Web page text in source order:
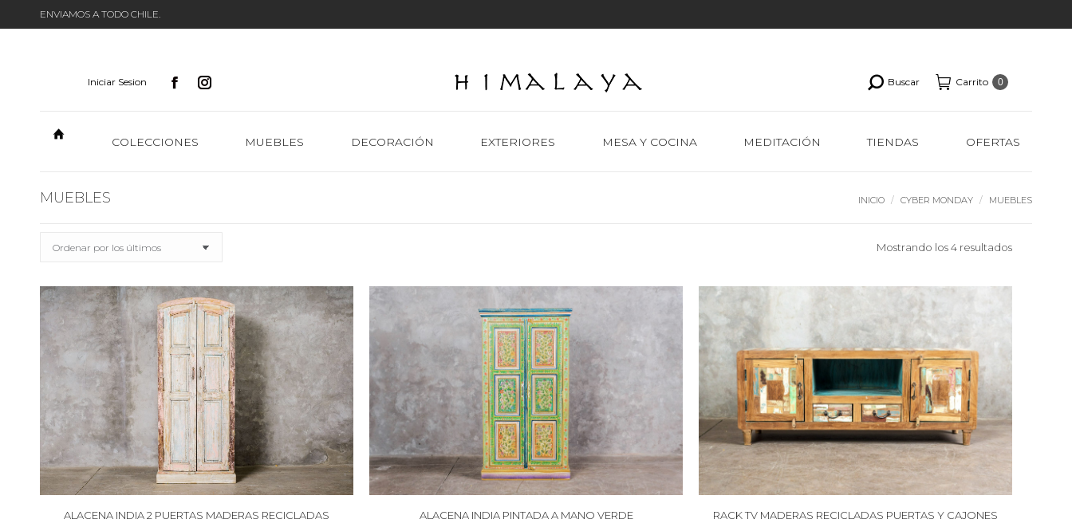
ENVIAMOS A TODO CHILE.
Iniciar Sesion Buscar Carrito 0
COLECCIONES MUEBLES DECORACIÓN EXTERIORES MESA Y COCINA MEDITACIÓN TIENDAS OFERTAS
MUEBLES Estás aquí:
INICIO CYBER MONDAY MUEBLES
Mostrando los 4 resultadosOrdenado
ALACENA INDIA 2 PUERTAS MADERAS RECICLADAS
ALACENA INDIA PINTADA A MANO VERDE
RACK TV MADERAS RECICLADAS PUERTAS Y CAJONES